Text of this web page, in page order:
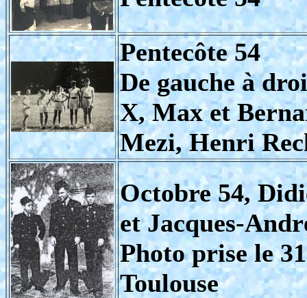
Pentecôte 54
De gauche à
X, Max et
Mezi, Henri
Octobre 54,
et Jacques-
Photo prise le
Toulouse